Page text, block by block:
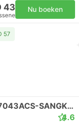
43 Nu boeken
57
Economy CA | Trein #7043ACS-SANGKURIANG COMP
4.6